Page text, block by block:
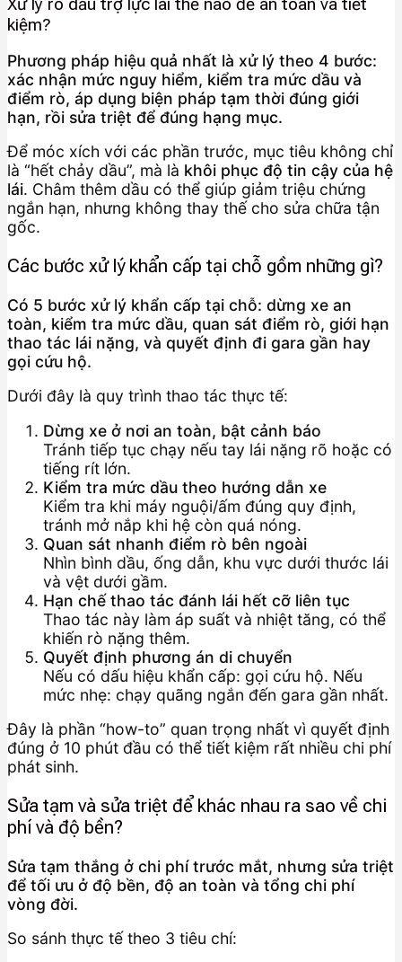
Xử lý rò dầu trợ lực lái thế nào để an toàn và tiết
kiệm?
Phương pháp hiệu quả nhất là xử lý theo 4 bước:
xác nhận mức nguy hiểm, kiểm tra mức dầu và
điểm rò, áp dụng biện pháp tạm thời đúng giới
hạn, rồi sửa triệt để đúng hạng mục.
Để móc xích với các phần trước, mục tiêu không chỉ
là “hết chảy dầu”, mà là khôi phục độ tin cậy của hệ
lái. Châm thêm dầu có thể giúp giảm triệu chứng
ngắn hạn, nhưng không thay thế cho sửa chữa tận
gốc.
Các bước xử lý khẩn cấp tại chỗ gồm những gì?
Có 5 bước xử lý khẩn cấp tại chỗ: dừng xe an
toàn, kiểm tra mức dầu, quan sát điểm rò, giới hạn
thao tác lái nặng, và quyết định đi gara gần hay
gọi cứu hộ.
Dưới đây là quy trình thao tác thực tế:
Dừng xe ở nơi an toàn, bật cảnh báo
Tránh tiếp tục chạy nếu tay lái nặng rõ hoặc có
tiếng rít lớn.
Kiểm tra mức dầu theo hướng dẫn xe
Kiểm tra khi máy nguội/ấm đúng quy định,
tránh mở nắp khi hệ còn quá nóng.
Quan sát nhanh điểm rò bên ngoài
Nhìn bình dầu, ống dẫn, khu vực dưới thước lái
và vệt dưới gầm.
Hạn chế thao tác đánh lái hết cỡ liên tục
Thao tác này làm áp suất và nhiệt tăng, có thể
khiến rò nặng thêm.
Quyết định phương án di chuyển
Nếu có dấu hiệu khẩn cấp: gọi cứu hộ. Nếu
mức nhẹ: chạy quãng ngắn đến gara gần nhất.
Đây là phần “how-to” quan trọng nhất vì quyết định
đúng ở 10 phút đầu có thể tiết kiệm rất nhiều chi phí
phát sinh.
Sửa tạm và sửa triệt để khác nhau ra sao về chi
phí và độ bền?
Sửa tạm thắng ở chi phí trước mắt, nhưng sửa triệt
để tối ưu ở độ bền, độ an toàn và tổng chi phí
vòng đời.
So sánh thực tế theo 3 tiêu chí: